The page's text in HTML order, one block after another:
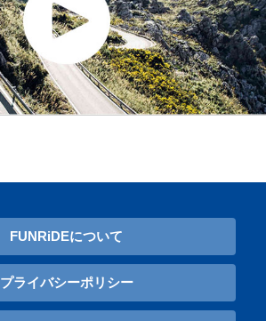
FUNRiDEについて
プライバシーポリシー